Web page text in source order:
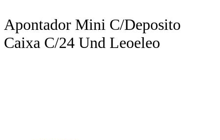
Apontador Mini C/Deposito
Caixa C/24 Und Leoeleo